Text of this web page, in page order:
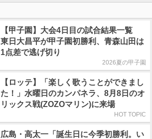
【甲子園】大会4日目の試合結果一覧
東日大昌平が甲子園初勝利、青森山田は
1点差で逃げ切り
2026夏の甲子園
【ロッテ】「楽しく歌うことができまし
た！」水曜日のカンパネラ、8月8日のオ
リックス戦(ZOZOマリン)に来場
HOT TOPIC
広島・高太一「誕生日に今季初勝利。い